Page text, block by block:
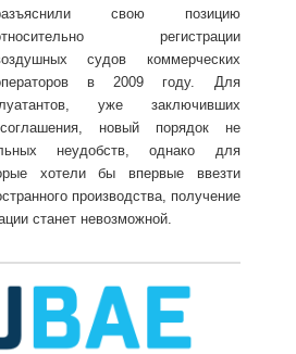
свою позицию
регистрации
судов коммерческих
в 2009 году. Для
уже заключивших
новый порядок не
неудобств, однако для
хотели бы впервые ввезти
производства, получение
станет невозможной.